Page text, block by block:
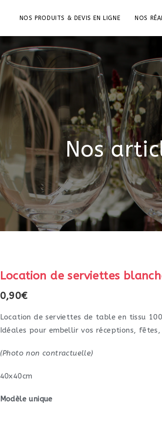
NOS PRODUITS & DEVIS EN LIGNE NOS
Nos
Location de serviettes
0,90€
Location de serviettes de table en tissu
Idéales pour embellir vos réceptions,
(Photo non contractuelle)
40x40cm
Modèle unique